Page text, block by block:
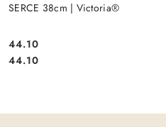
SERCE 38cm | Victoria®
Cena:
44.10
Cena:
44.10